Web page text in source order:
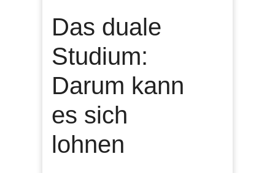
Das duale
Studium:
Darum kann
es sich
lohnen